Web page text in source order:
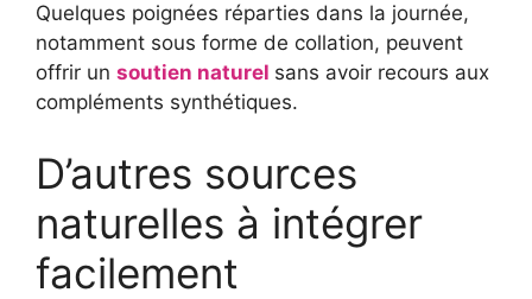
Quelques poignées réparties dans la journée,
notamment sous forme de collation, peuvent
offrir un soutien naturel sans avoir recours aux
compléments synthétiques.
D’autres sources
naturelles à intégrer
facilement